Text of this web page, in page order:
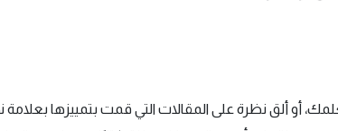
أو ألق نظرة على المقالات التي قمت بتمييزها بعلامة